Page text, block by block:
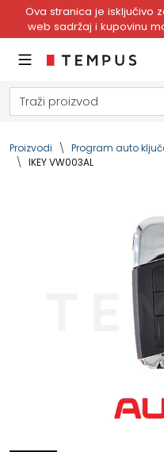
Ova stranica je isključivo
web sadržaj i kupovinu
Proizvodi Program auto
IKEY VW003AL